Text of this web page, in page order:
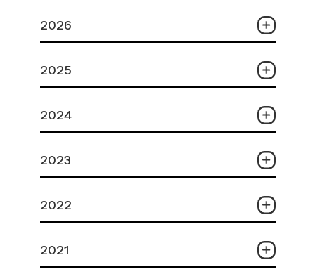
2026
2025
2024
2023
2022
2021